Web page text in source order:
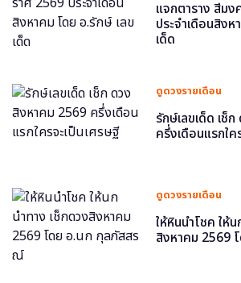
แจกตาราง สีม
ประจำเดือนสิง
เด็ด
ดูดวงรายเดือน
รักษ์เลขเด็ด เช็
ครึ่งเดือนแรกใค
ดูดวงรายเดือน
ให้หินนำโชค ให้
สิงหาคม 2569